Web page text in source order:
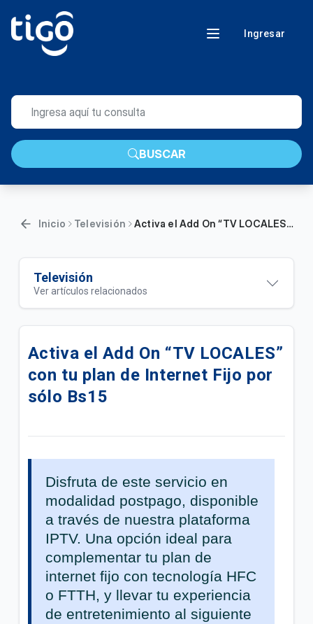
Ingresar
BUSCAR
Inicio Televisión Activa el Add On “TV LOCALES” con tu plan de Internet Fijo por sólo Bs15
Televisión
Ver artículos relacionados
Actualizamos la grilla de tu plan Avanzado Plus | TV
Conoce los 4 Nuevos Canales de tu Plan Avanzado
| TV DTH
Actualizamos la grilla Superior HD de tu plan | Tigo
Hogar FTTH
Actualizamos la grilla Básica de tu plan | Tigo Hogar
Actualizamos la grilla Esencial de tu plan | Tigo
Hogar HFC
Activa el Add On “TV LOCALES”
con tu plan de Internet Fijo por
sólo Bs15
Disfruta de este servicio en
modalidad postpago, disponible
a través de nuestra plataforma
IPTV. Una opción ideal para
complementar tu plan de
internet fijo con tecnología HFC
o FTTH, y llevar tu experiencia
de entretenimiento al siguiente